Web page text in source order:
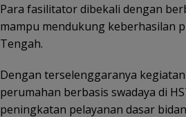
Para fasilitator dibekali dengan
mampu mendukung keberhasilan
Tengah.
Dengan terselenggaranya
perumahan berbasis swadaya di
peningkatan pelayanan dasar